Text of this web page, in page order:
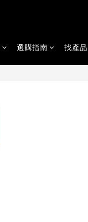
選購指南 找產品